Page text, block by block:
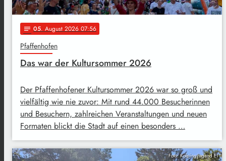
notes 05. August 2026 07:56
Pfaffenhofen
Das war der Kultursommer 2026
Der Pfaffenhofener Kultursommer 2026 war so groß und
vielfältig wie nie zuvor: Mit rund 44.000 Besucherinnen
und Besuchern, zahlreichen Veranstaltungen und neuen
Formaten blickt die Stadt auf einen besonders …
Foto: Kolpingjugend EI